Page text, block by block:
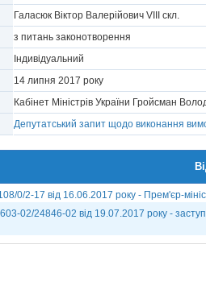
Галасюк Віктор Валерійович VIII скл.
з питань законотворення
Індивідуальний
14 липня 2017 року
Кабінет Міністрів України Гройсман
Депутатський запит щодо виконання
0/2-17 від 16.06.2017 року - Прем'єр-
02/24846-02 від 19.07.2017 року -